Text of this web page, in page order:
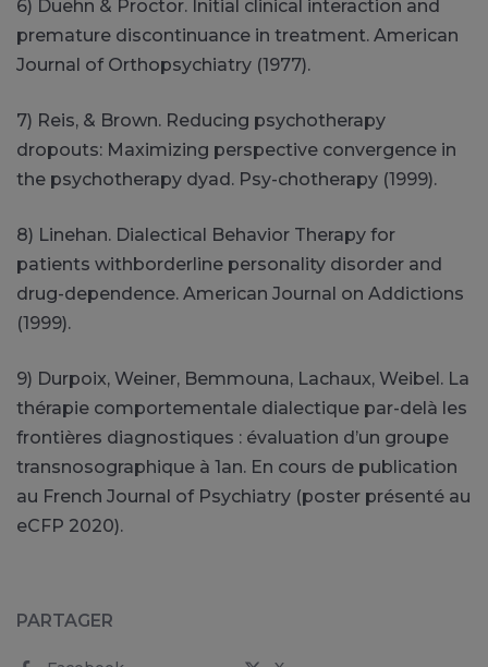
6) Duehn & Proctor. Initial clinical interaction and
premature discontinuance in treatment. American
Journal of Orthopsychiatry (1977).
7) Reis, & Brown. Reducing psychotherapy
dropouts: Maximizing perspective convergence in
the psychotherapy dyad. Psy-chotherapy (1999).
8) Linehan. Dialectical Behavior Therapy for
patients withborderline personality disorder and
drug-dependence. American Journal on Addictions
(1999).
9) Durpoix, Weiner, Bemmouna, Lachaux, Weibel. La
thérapie comportementale dialectique par-delà les
frontières diagnostiques : évaluation d’un groupe
transnosographique à 1an. En cours de publication
au French Journal of Psychiatry (poster présenté au
eCFP 2020).
PARTAGER